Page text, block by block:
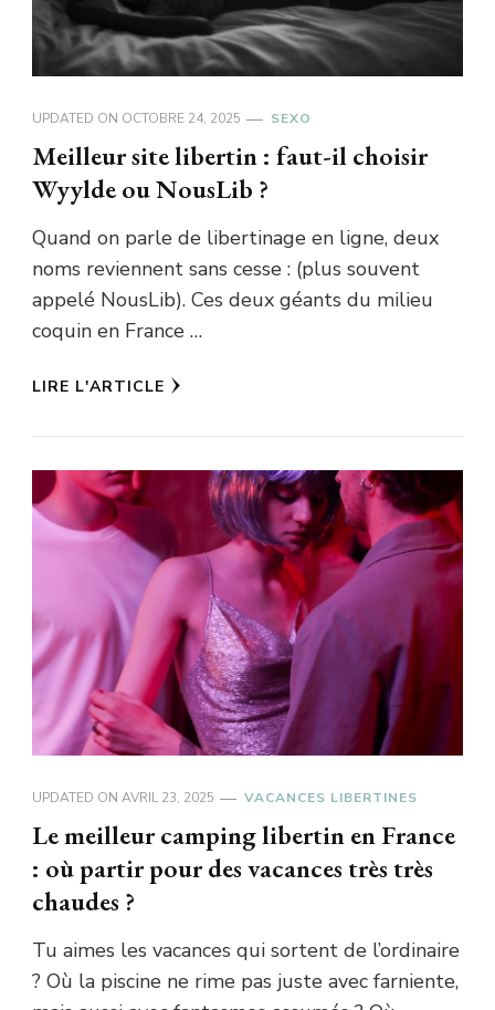
UPDATED ON OCTOBRE 24, 2025 SEXO
Meilleur site libertin : faut-il choisir
Wyylde ou NousLib ?
Quand on parle de libertinage en ligne, deux
noms reviennent sans cesse : (plus souvent
appelé NousLib). Ces deux géants du milieu
coquin en France …
LIRE L'ARTICLE
UPDATED ON AVRIL 23, 2025 VACANCES LIBERTINES
Le meilleur camping libertin en France
: où partir pour des vacances très très
chaudes ?
Tu aimes les vacances qui sortent de l’ordinaire
? Où la piscine ne rime pas juste avec farniente,